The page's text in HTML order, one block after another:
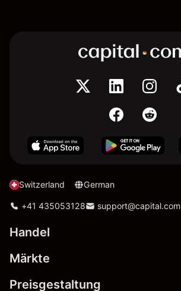
Switzerland German
+41 435053128 support@capital.com
Handel
Märkte
Preisgestaltung